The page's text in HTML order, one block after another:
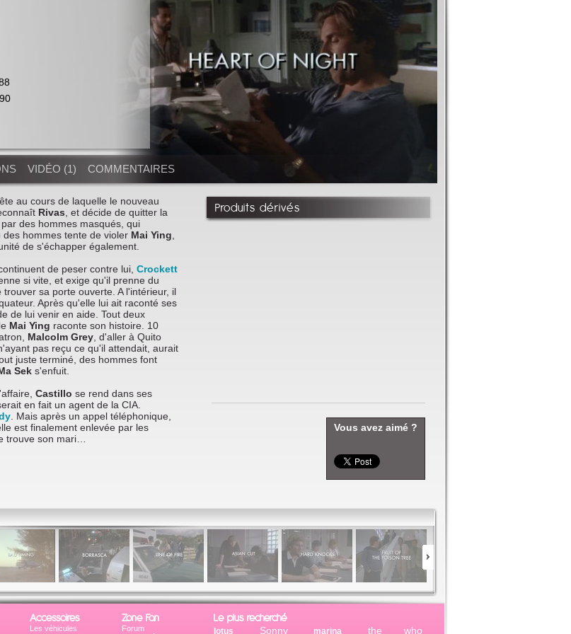
VIDÉO (1) COMMENTAIRES
au cours de laquelle le nouveau
Rivas , et décide de quitter la
des hommes masqués, qui
des hommes tente de violer Mai Ying
de s'échapper également.
de peser contre lui, Crockett
si vite, et exige qu'il prenne du
trouver sa porte ouverte. A l'intérieur, il
Après qu'elle lui ait raconté ses
de lui venir en aide. Tout deux
Mai Ying raconte son histoire. 10
Malcolm Grey , d'aller à Quito
pas reçu ce qu'il attendait, aurait
juste terminé, des hommes font
Sek s'enfuit.
Castillo se rend dans ses
en fait un agent de la CIA.
. Mais après un appel téléphonique,
est finalement enlevée par les
trouve son mari…
Produits dérivés
Vous avez aimé ?
Accessoires
Les véhicules
Zone Fan
Forum
Le plus recherché
lotus Sonny marina the who